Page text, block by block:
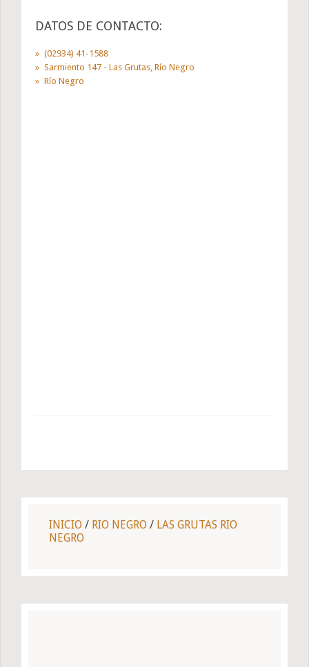
DATOS DE CONTACTO:
(02934) 41-1588
Sarmiento 147 - Las Grutas, Río Negro
Río Negro
INICIO / RIO NEGRO / LAS GRUTAS RIO
NEGRO